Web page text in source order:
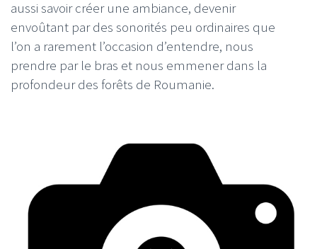
aussi savoir créer une ambiance, devenir
envoûtant par des sonorités peu ordinaires que
l’on a rarement l’occasion d’entendre, nous
prendre par le bras et nous emmener dans la
profondeur des forêts de Roumanie.